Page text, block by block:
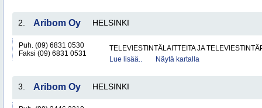
2. Aribom Oy HELSINKI
Puh. (09) 6831 0530
Faksi (09) 6831 0531
TELEVIESTINTÄLAITTEITA JA
Lue lisää..
Näytä kartalla
3. Aribom Oy HELSINKI